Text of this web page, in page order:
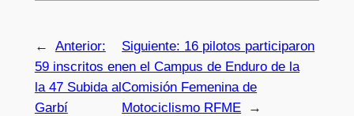
←
Anterior:
59 inscritos en
la 47 Subida al
Garbí
Siguiente: 16 pilotos participaron
en el Campus de Enduro de la
Comisión Femenina de
Motociclismo RFME
→